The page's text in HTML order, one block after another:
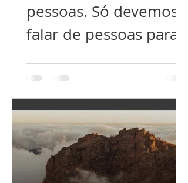
pessoas. Só devemos
falar de pessoas para
mal resolvidas ou
incompreendidas,
nada além disso! Não
fala nem dos que você
ama, nem dos que